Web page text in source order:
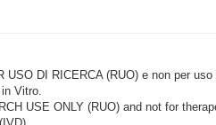
USO DI RICERCA (RUO) e non per
Vitro.
USE ONLY (RUO) and not for